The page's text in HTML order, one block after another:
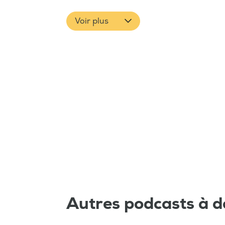
Voir plus
Autres podcasts à